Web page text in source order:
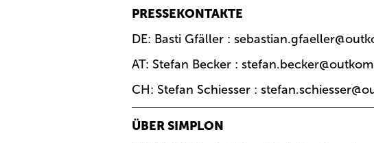
PRESSEKONTAKTE
DE: Basti Gfäller :
AT: Stefan Becker :
CH: Stefan Schiesser :
ÜBER SIMPLON